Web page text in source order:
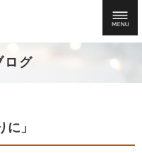
ログ
」